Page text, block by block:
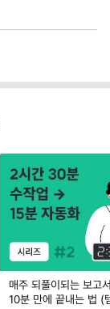
매주 되풀이되는 보고
10분 만에 끝내는 법 (